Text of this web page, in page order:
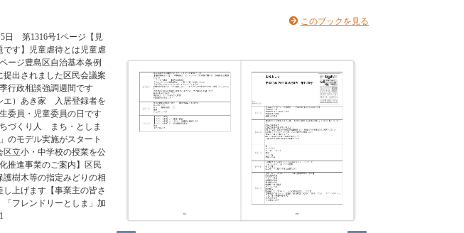
5日 第1316号1ページ【見
す】児童虐待とは児童虐
ージ豊島区自治基本条例
出されました区民会議案
行政相談強調週間です
エ）あき家 入居登録者を
委員・児童委員の日です
づくり人 まち・としま
のモデル実施がスタート
区立小・中学校の授業を公
推進事業のご案内】区民
樹木等の指定みどりの相
上げます【事業主の皆さ
フレンドリーとしま」加
このブックを見る